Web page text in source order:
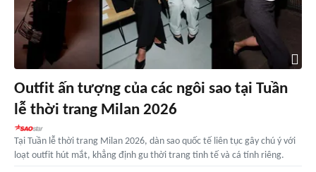
Outfit ấn tượng của các ngôi sao tại Tuần
lễ thời trang Milan 2026
Tại Tuần lễ thời trang Milan 2026, dàn sao quốc tế liên tục gây chú ý với
loạt outfit hút mắt, khẳng định gu thời trang tinh tế và cá tính riêng.